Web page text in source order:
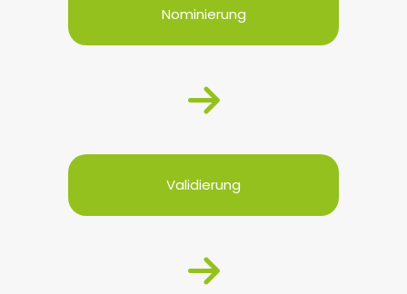
Nominierung
Validierung